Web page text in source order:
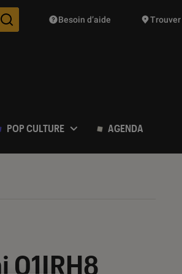
Des suggestions de produits vont
Besoin d’aide
POP CULTURE AGENDA
01IRH8